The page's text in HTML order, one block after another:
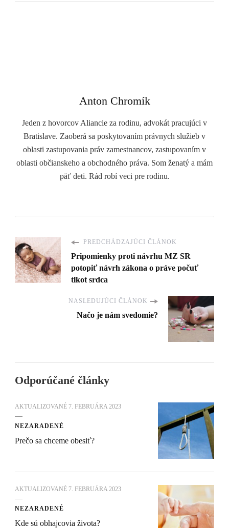
Anton Chromík
Jeden z hovorcov Aliancie za rodinu, advokát pracujúci v
Bratislave. Zaoberá sa poskytovaním právnych služieb v
oblasti zastupovania práv zamestnancov, zastupovaním v
oblasti občianskeho a obchodného práva. Som ženatý a mám
päť deti. Rád robí veci pre rodinu.
PREDCHÁDZAJÚCI ČLÁNOK
Pripomienky proti návrhu MZ SR
potopiť návrh zákona o práve počuť
tlkot srdca
NASLEDUJÚCI ČLÁNOK
Načo je nám svedomie?
Odporúčané články
AKTUALIZOVANÉ 7. FEBRUÁRA 2023
NEZARADENÉ
Prečo sa chceme obesiť?
AKTUALIZOVANÉ 7. FEBRUÁRA 2023
NEZARADENÉ
Kde sú obhajcovia života?